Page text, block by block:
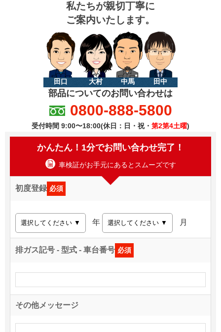
私たちが親切丁寧に
ご案内いたします。
田口 大村 中馬 田中
部品についてのお問い合わせは
0800-888-5800
受付時間 9:00〜18:00(休日：日・祝・ 第2第4土曜)
かんたん！1分でお問い合わせ完了！
車検証がお手元にあるとスムーズです
初度登録 必須
年 月
排ガス記号 - 型式 - 車台番号 必須
その他メッセージ